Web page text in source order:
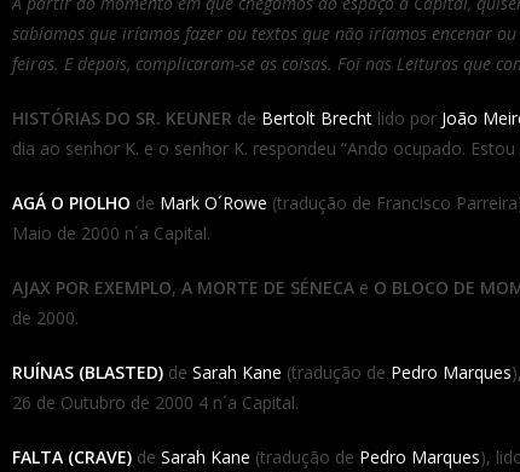
sabíamos que iríamos fazer ou textos que não iríamos encenar
feiras. E depois, complicaram-se as coisas. Foi nas Leituras que
HISTÓRIAS DO SR. KEUNER de Bertolt Brecht lido por João
dia ao senhor K. e o senhor K. respondeu “Ando ocupado.
AGÁ O PIOLHO de Mark O´Rowe (tradução de Francisco
Maio de 2000 n´a Capital.
AJAX POR EXEMPLO, A MORTE DE SÉNECA e O BLOCO DE
de 2000.
RUÍNAS (BLASTED) de Sarah Kane (tradução de Pedro Marques
26 de Outubro de 2000 4 n´a Capital.
FALTA (CRAVE) de Sarah Kane (tradução de Pedro Marques),